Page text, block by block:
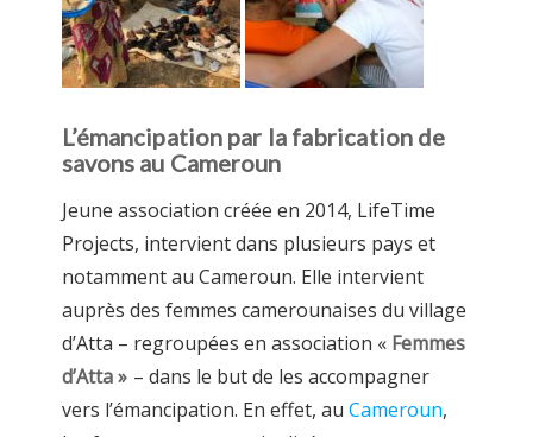
L’émancipation par la fabrication de
savons au Cameroun
Jeune association créée en 2014, LifeTime
Projects, intervient dans plusieurs pays et
notamment au Cameroun. Elle intervient
auprès des femmes camerounaises du village
d’Atta – regroupées en association « Femmes
d’Atta » – dans le but de les accompagner
vers l’émancipation. En effet, au Cameroun,